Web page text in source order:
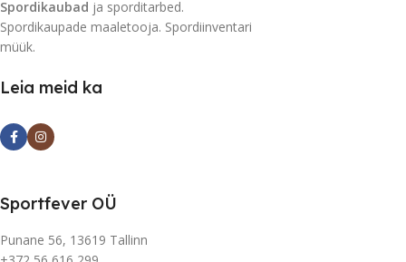
Spordikaubad ja sporditarbed.
Spordikaupade maaletooja. Spordiinventari
müük.
Leia meid ka
Sportfever OÜ
Punane 56, 13619 Tallinn